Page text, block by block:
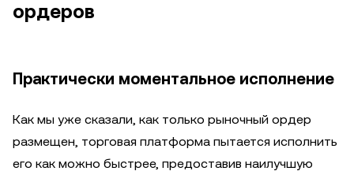
ордеров
Практически моментальное исполнение
Как мы уже сказали, как только рыночный ордер
размещен, торговая платформа пытается исполнить
его как можно быстрее, предоставив наилучшую